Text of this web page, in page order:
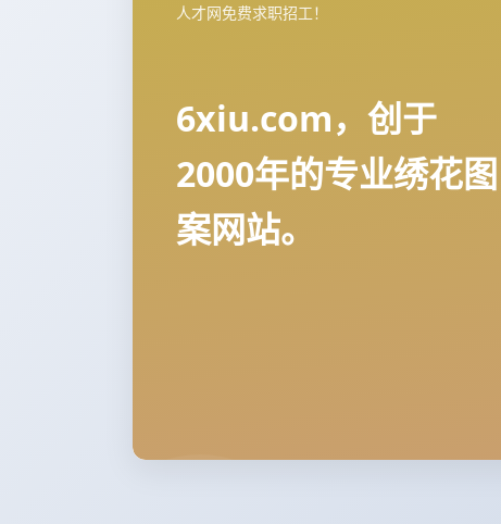
人才网免费求职招工！
6xiu.com，创于
2000年的专业绣花图
案网站。